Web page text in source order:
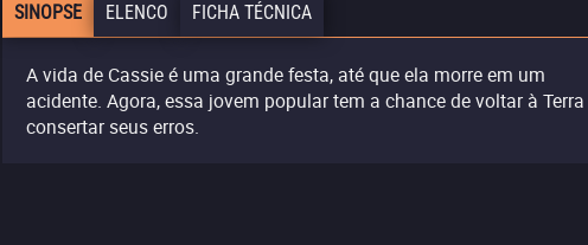
SINOPSE ELENCO FICHA TÉCNICA
A vida de Cassie é uma grande festa, até que ela morre em um
acidente. Agora, essa jovem popular tem a chance de voltar à Terra
consertar seus erros.